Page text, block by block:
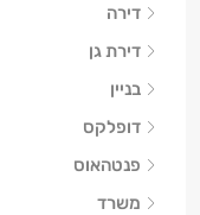
דירה
דירת גן
בניין
דופלקס
פנטהאוס
משרד